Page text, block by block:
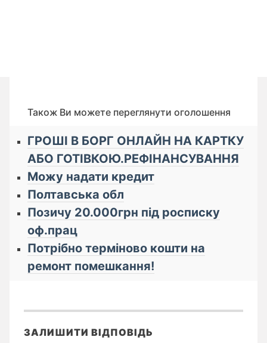
Також Ви можете переглянути оголошення
ГРОШІ В БОРГ ОНЛАЙН НА КАРТКУ
АБО ГОТІВКОЮ.РЕФІНАНСУВАННЯ
Можу надати кредит
Полтавська обл
Позичу 20.000грн під росписку
оф.прац
Потрібно терміново кошти на
ремонт помешкання!
ЗАЛИШИТИ ВІДПОВІДЬ